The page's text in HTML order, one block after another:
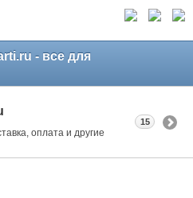
- все для
оплата и другие
15